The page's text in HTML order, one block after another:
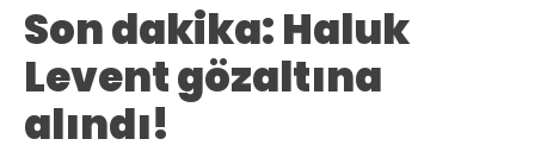
Son dakika: Haluk
Levent gözaltına
alındı!